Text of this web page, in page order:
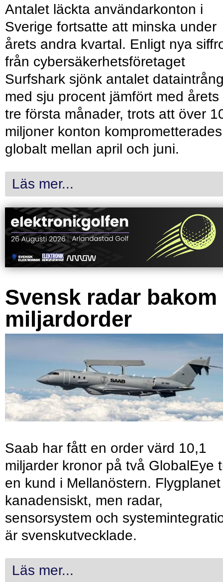
Antalet läckta användarkonton i
Sverige fortsatte att minska under
årets andra kvartal. Enligt nya
från cybersäkerhetsföretaget
Surfshark sjönk antalet
med sju procent jämfört med årets
tre första månader, trots att över
miljoner konton komprometterades
globalt mellan april och juni.
Läs mer...
Svensk radar bakom
miljardorder
Saab har fått en order värd 10,1
miljarder kronor på två GlobalEye
en kund i Mellanöstern.
kanadensiskt, men radar,
sensorsystem och
är svenskutvecklade.
Läs mer...